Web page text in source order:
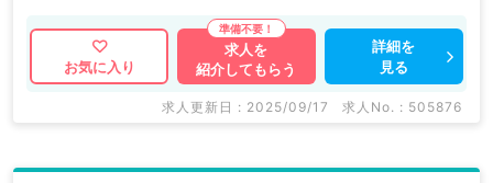
DOCTORでは病院やクリニックなどの医療機関求人は
もちろんのこと、 産業医等の企業系求人も多数扱って
います。 求人内容の詳細等はお気軽にお問合せ下さ
お気に入り
求人を
紹介してもらう
詳細を
見る
求人更新日 : 2025/09/17 求人No. : 505876